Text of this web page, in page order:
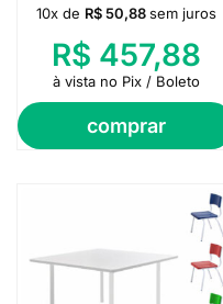
comprar
10x de R$50,88 sem juros
R$ 457,88
à vista no Pix / Boleto